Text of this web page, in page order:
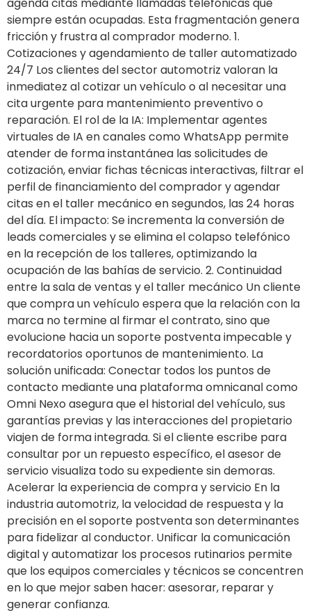
siempre están ocupadas. Esta fragmentación genera
fricción y frustra al comprador moderno. 1.
Cotizaciones y agendamiento de taller automatizado
24/7 Los clientes del sector automotriz valoran la
inmediatez al cotizar un vehículo o al necesitar una
cita urgente para mantenimiento preventivo o
reparación. El rol de la IA: Implementar agentes
virtuales de IA en canales como WhatsApp permite
atender de forma instantánea las solicitudes de
cotización, enviar fichas técnicas interactivas, filtrar el
perfil de financiamiento del comprador y agendar
citas en el taller mecánico en segundos, las 24 horas
del día. El impacto: Se incrementa la conversión de
leads comerciales y se elimina el colapso telefónico
en la recepción de los talleres, optimizando la
ocupación de las bahías de servicio. 2. Continuidad
entre la sala de ventas y el taller mecánico Un cliente
que compra un vehículo espera que la relación con la
marca no termine al firmar el contrato, sino que
evolucione hacia un soporte postventa impecable y
recordatorios oportunos de mantenimiento. La
solución unificada: Conectar todos los puntos de
contacto mediante una plataforma omnicanal como
Omni Nexo asegura que el historial del vehículo, sus
garantías previas y las interacciones del propietario
viajen de forma integrada. Si el cliente escribe para
consultar por un repuesto específico, el asesor de
servicio visualiza todo su expediente sin demoras.
Acelerar la experiencia de compra y servicio En la
industria automotriz, la velocidad de respuesta y la
precisión en el soporte postventa son determinantes
para fidelizar al conductor. Unificar la comunicación
digital y automatizar los procesos rutinarios permite
que los equipos comerciales y técnicos se concentren
en lo que mejor saben hacer: asesorar, reparar y
generar confianza.